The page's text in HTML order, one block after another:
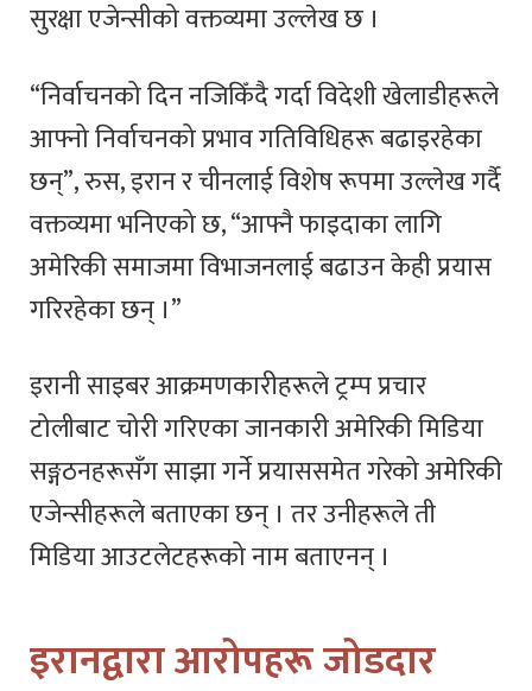
सुरक्षा एजेन्सीको वक्तव्यमा उल्लेख छ ।
“निर्वाचनको दिन नजिकिँदै गर्दा विदेशी खेलाडीहरूले
आफ्नो निर्वाचनको प्रभाव गतिविधिहरू बढाइरहेका
छन्”, रुस, इरान र चीनलाई विशेष रूपमा उल्लेख गर्दै
वक्तव्यमा भनिएको छ, “आफ्नै फाइदाका लागि
अमेरिकी समाजमा विभाजनलाई बढाउन केही प्रयास
गरिरहेका छन् ।”
इरानी साइबर आक्रमणकारीहरूले ट्रम्प प्रचार
टोलीबाट चोरी गरिएका जानकारी अमेरिकी मिडिया
सङ्गठनहरूसँग साझा गर्ने प्रयाससमेत गरेको अमेरिकी
एजेन्सीहरूले बताएका छन् । तर उनीहरूले ती
मिडिया आउटलेटहरूको नाम बताएनन् ।
इरानद्वारा आरोपहरू जोडदार